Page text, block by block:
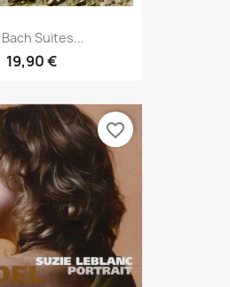
Bach Suites...
19,90 €
favorite_border